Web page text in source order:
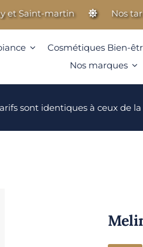
martin Nos tarifs
Cosmétiques Bien-
Nos marques
sont identiques à ceux de